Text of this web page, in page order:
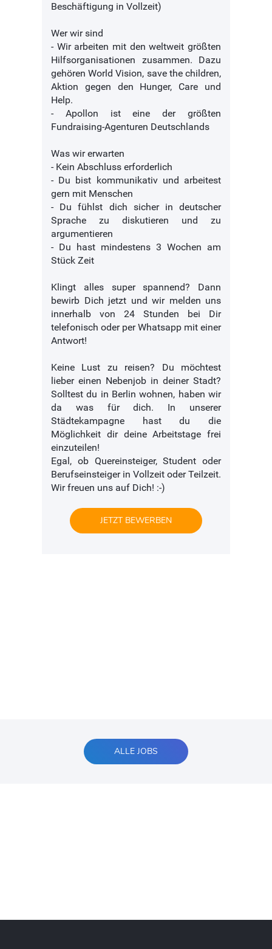
Beschäftigung in Vollzeit)
Wer wir sind
- Wir arbeiten mit den weltweit größten
Hilfsorganisationen zusammen. Dazu
gehören World Vision, save the children,
Aktion gegen den Hunger, Care und
Help.
- Apollon ist eine der größten
Fundraising-Agenturen Deutschlands
Was wir erwarten
- Kein Abschluss erforderlich
- Du bist kommunikativ und arbeitest
gern mit Menschen
- Du fühlst dich sicher in deutscher
Sprache zu diskutieren und zu
argumentieren
- Du hast mindestens 3 Wochen am
Stück Zeit
Klingt alles super spannend? Dann
bewirb Dich jetzt und wir melden uns
innerhalb von 24 Stunden bei Dir
telefonisch oder per Whatsapp mit einer
Antwort!
Keine Lust zu reisen? Du möchtest
lieber einen Nebenjob in deiner Stadt?
Solltest du in Berlin wohnen, haben wir
da was für dich. In unserer
Städtekampagne hast du die
Möglichkeit dir deine Arbeitstage frei
einzuteilen!
Egal, ob Quereinsteiger, Student oder
Berufseinsteiger in Vollzeit oder Teilzeit.
Wir freuen uns auf Dich! :-)
JETZT BEWERBEN
ALLE JOBS